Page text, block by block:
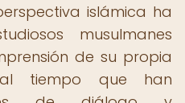
islámica ha
musulmanes
de su propia
al tiempo que han